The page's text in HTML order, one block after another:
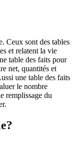
Ceux sont des tables
et relatent la vie
table des faits pour
net, quantités et
une table des faits
le nombre
remplissage du